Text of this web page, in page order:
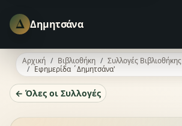
Δ Δημητσάνα
Αρχική Βιβλιοθήκη
Συλλογές Βιβλιοθήκης
Εφημερίδα ΄Δημητσάνα'
← Όλες οι Συλλογές